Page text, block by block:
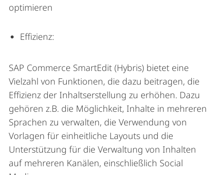
optimieren
Effizienz:
SAP Commerce SmartEdit (Hybris) bietet eine
Vielzahl von Funktionen, die dazu beitragen, die
Effizienz der Inhaltserstellung zu erhöhen. Dazu
gehören z.B. die Möglichkeit, Inhalte in mehreren
Sprachen zu verwalten, die Verwendung von
Vorlagen für einheitliche Layouts und die
Unterstützung für die Verwaltung von Inhalten
auf mehreren Kanälen, einschließlich Social